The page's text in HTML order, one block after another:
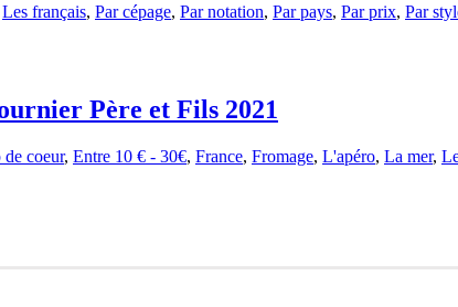
Les français, Par cépage, Par notation, Par pays, Par prix, Par
Père et Fils 2021
de coeur, Entre 10 € - 30€, France, Fromage, L'apéro, La mer,